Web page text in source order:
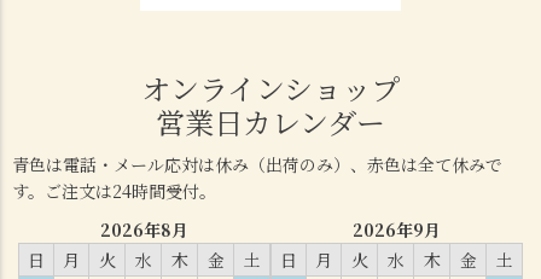
オンラインショップ
営業日カレンダー
青色は電話・メール応対は休み（出荷のみ）、赤色は全て休みで
す。ご注文は24時間受付。
2026年8月
日
月 火 水 木 金
土
2026年9月
日
月 火 水 木 金
土